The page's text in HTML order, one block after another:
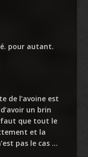
pour autant.
de l’avoine est
un brin
faut que tout le
et la
pas le cas …